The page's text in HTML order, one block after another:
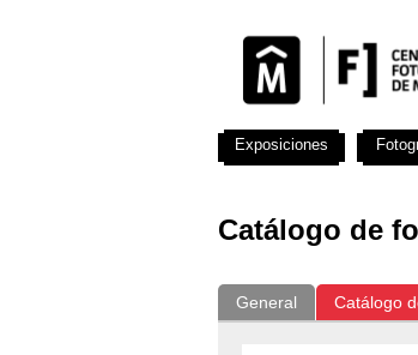
Catálogo de
General Catálogo
Exposiciones